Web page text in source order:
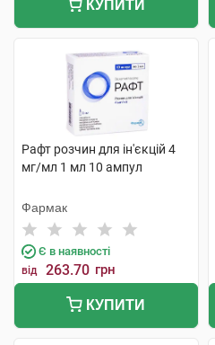
КУПИТИ
Рафт розчин для ін'єкцій 4
мг/мл 1 мл 10 ампул
Фармак
Є в наявності
від 263.70 грн
КУПИТИ